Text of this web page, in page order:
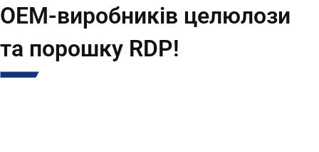
OEM-виробників целюлози
та порошку RDP!